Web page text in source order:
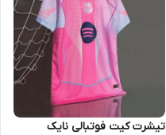
تیشرت کیت فوتبالی نایک